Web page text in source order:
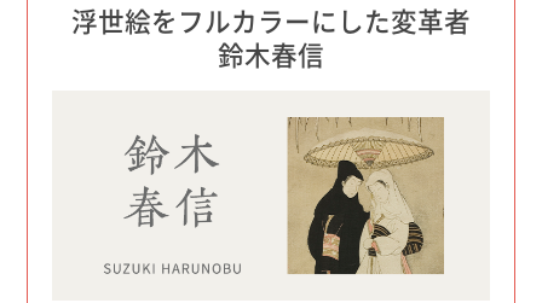
浮世絵をフルカラーにした変革者
鈴木春信